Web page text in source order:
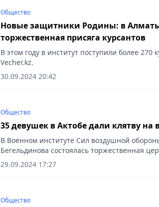
Общество
Новые защитники Родины: в
торжественная присяга курсантов
В этом году в институт поступили более 270
Vecher.kz.
30.09.2024 20:42
Общество
35 девушек в Актобе дали клятву на
В Военном институте Сил воздушной
Бегельдинова состоялась торжественная
курсантов к Военной присяге, сообщает
участвовали...
29.09.2024 17:27
Общество